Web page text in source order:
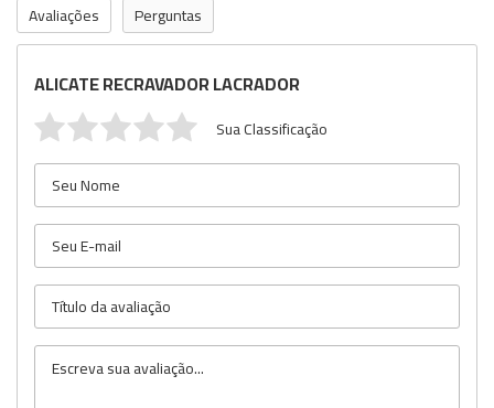
Avaliações Perguntas
ALICATE RECRAVADOR LACRADOR
Sua Classificação